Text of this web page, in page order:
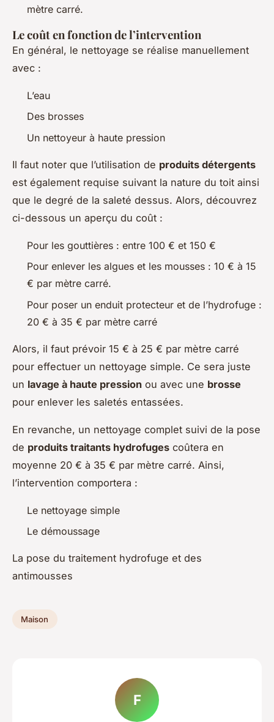
mètre carré.
Le coût en fonction de l’intervention
En général, le nettoyage se réalise manuellement
avec :
L’eau
Des brosses
Un nettoyeur à haute pression
Il faut noter que l’utilisation de produits détergents
est également requise suivant la nature du toit ainsi
que le degré de la saleté dessus. Alors, découvrez
ci-dessous un aperçu du coût :
Pour les gouttières : entre 100 € et 150 €
Pour enlever les algues et les mousses : 10 € à 15
€ par mètre carré.
Pour poser un enduit protecteur et de l’hydrofuge :
20 € à 35 € par mètre carré
Alors, il faut prévoir 15 € à 25 € par mètre carré
pour effectuer un nettoyage simple. Ce sera juste
un lavage à haute pression ou avec une brosse
pour enlever les saletés entassées.
En revanche, un nettoyage complet suivi de la pose
de produits traitants hydrofuges coûtera en
moyenne 20 € à 35 € par mètre carré. Ainsi,
l’intervention comportera :
Le nettoyage simple
Le démoussage
La pose du traitement hydrofuge et des
antimousses
Maison
F